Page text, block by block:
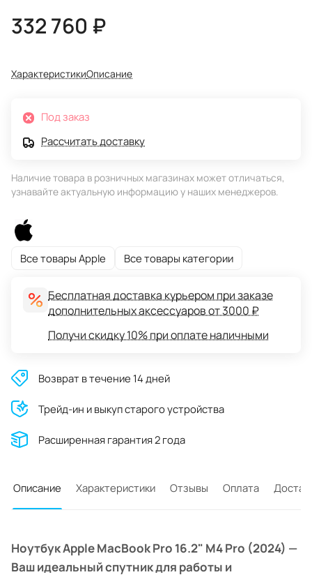
332 760 ₽
ХарактеристикиОписание
Под заказ
Рассчитать доставку
Наличие товара в розничных магазинах может отличаться,
узнавайте актуальную информацию у наших менеджеров.
Все товары Apple Все товары категории
Бесплатная доставка курьером при заказе
дополнительных аксессуаров от 3000 ₽
Получи скидку 10% при оплате наличными
Возврат в течение 14 дней
Трейд-ин и выкуп старого устройства
Расширенная гарантия 2 года
Описание Характеристики Отзывы Оплата
Ноутбук Apple MacBook Pro 16.2" M4 Pro (2024) —
Ваш идеальный спутник для работы и